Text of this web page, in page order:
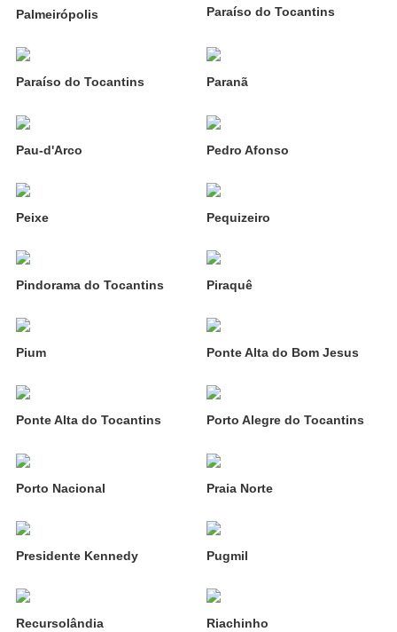
Palmeirópolis Paraíso do Tocantins
Paraíso do Tocantins Paranã
Pau-d'Arco Pedro Afonso
Peixe Pequizeiro
Pindorama do Tocantins Piraquê
Pium Ponte Alta do Bom Jesus
Ponte Alta do Tocantins Porto Alegre do Tocantins
Porto Nacional Praia Norte
Presidente Kennedy Pugmil
Recursolândia Riachinho